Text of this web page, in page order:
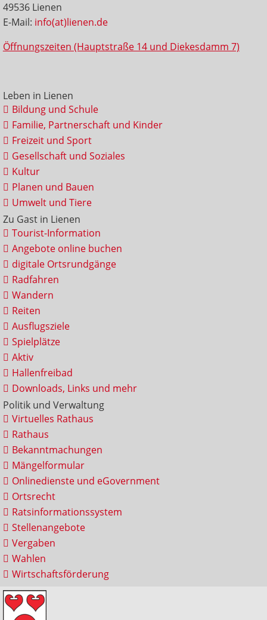
49536 Lienen
E-Mail: info(at)lienen.de
Öffnungszeiten (Hauptstraße 14 und Diekesdamm 7)
Leben in Lienen
Bildung und Schule
Familie, Partnerschaft und Kinder
Freizeit und Sport
Gesellschaft und Soziales
Kultur
Planen und Bauen
Umwelt und Tiere
Zu Gast in Lienen
Tourist-Information
Angebote online buchen
digitale Ortsrundgänge
Radfahren
Wandern
Reiten
Ausflugsziele
Spielplätze
Aktiv
Hallenfreibad
Downloads, Links und mehr
Politik und Verwaltung
Virtuelles Rathaus
Rathaus
Bekanntmachungen
Mängelformular
Onlinedienste und eGovernment
Ortsrecht
Ratsinformationssystem
Stellenangebote
Vergaben
Wahlen
Wirtschaftsförderung